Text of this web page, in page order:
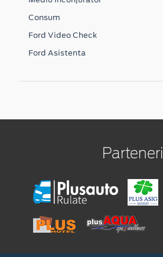
Consum
Ford Video Check
Ford Asistenta
Parteneri